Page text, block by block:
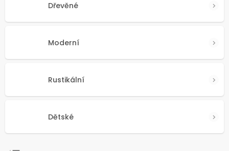
Dřevěné
Moderní
Rustikální
Dětské